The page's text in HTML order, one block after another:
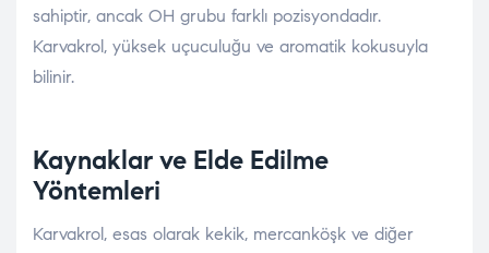
sahiptir, ancak OH grubu farklı pozisyondadır.
Karvakrol, yüksek uçuculuğu ve aromatik kokusuyla
bilinir.
Kaynaklar ve Elde Edilme
Yöntemleri
Karvakrol, esas olarak kekik, mercanköşk ve diğer